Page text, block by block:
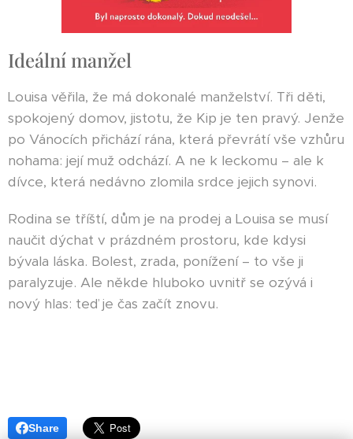
Ideální manžel
Louisa věřila, že má dokonalé manželství. Tři děti,
spokojený domov, jistotu, že Kip je ten pravý. Jenže
po Vánocích přichází rána, která převrátí vše vzhůru
nohama: její muž odchází. A ne k leckomu – ale k
dívce, která nedávno zlomila srdce jejich synovi.
Rodina se tříští, dům je na prodej a Louisa se musí
naučit dýchat v prázdném prostoru, kde kdysi
bývala láska. Bolest, zrada, ponížení – to vše ji
paralyzuje. Ale někde hluboko uvnitř se ozývá i
nový hlas: teď je čas začít znovu.
Share